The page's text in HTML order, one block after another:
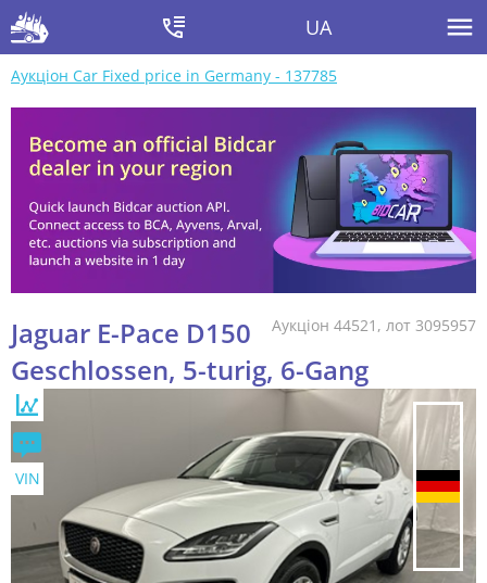
UA
Аукціон Car Fixed price in Germany - 137785
Аукціон 44521, лот 3095957
Jaguar E-Pace D150
Geschlossen, 5-turig, 6-Gang
VIN